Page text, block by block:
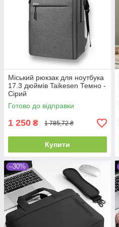
Міський рюкзак для ноутбука
17.3 дюймів Taikesen Темно -
Сірий
Готово до відправки
1 250 ₴ 1 785,72 ₴
Купити
–30%